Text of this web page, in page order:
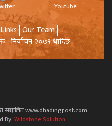
Youtube
Links Our Team
निर्वाचन २०७९ धादिङ
सञ्चालित www.dhadingpost.com
By:Wildstone Solution